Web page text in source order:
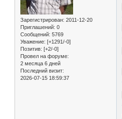
Зарегистрирован: 2011-12-20
Приглашений: 0
Сообщений: 5769
Уважение: [+1291/-0]
Позитив: [+2/-0]
Провел на форуме:
2 месяца 6 дней
Последний визит:
2026-07-15 18:59:37